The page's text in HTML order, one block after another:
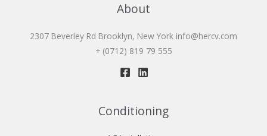
About
2307 Beverley Rd Brooklyn, New York info@hercv.com
+ (0712) 819 79 555
Conditioning